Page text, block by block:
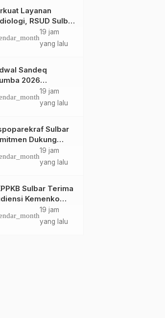
Layanan
RSUD Sulbar
Kembali dr. Iis
Sp.Rad
19 jam
yang lalu
Sandeq
2026
Sulbar
19 jam
yang lalu
Sulbar
Dukung
RAD
SDGs Sulawesi
19 jam
yang lalu
Sulbar Terima
Kemenko
Imipas RI,
Pelayanan
19 jam
yang lalu